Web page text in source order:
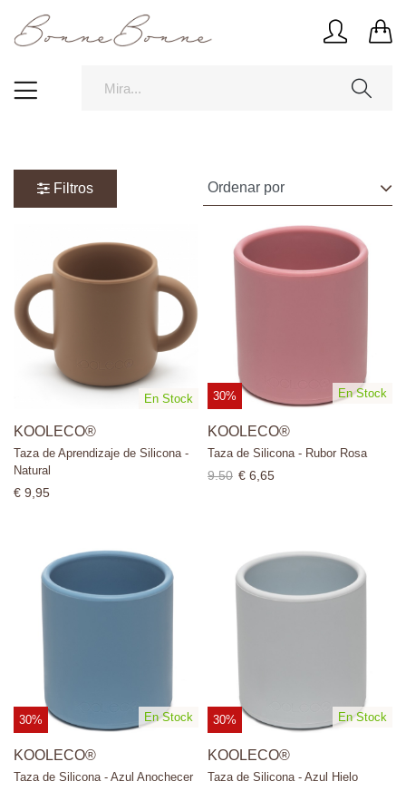
Filtros
En Stock
KOOLECO®
Taza de Aprendizaje de Silicona -
Natural
€ 9,95
En Stock
30%
KOOLECO®
Taza de Silicona - Rubor Rosa
9.50 € 6,65
En Stock
30%
KOOLECO®
Taza de Silicona - Azul Anochecer
En Stock
30%
KOOLECO®
Taza de Silicona - Azul Hielo